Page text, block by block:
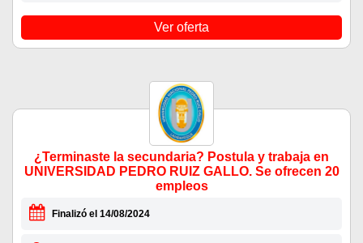
Ver oferta
¿Terminaste la secundaria? Postula y trabaja en
UNIVERSIDAD PEDRO RUIZ GALLO. Se ofrecen 20
empleos
Finalizó el 14/08/2024